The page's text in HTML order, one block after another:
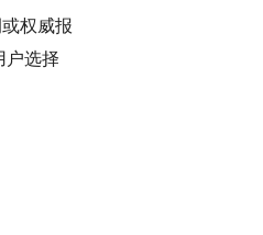
权威报
户选择